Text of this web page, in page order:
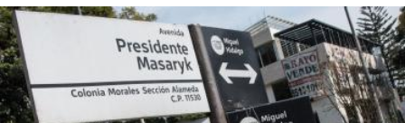
i
s
r